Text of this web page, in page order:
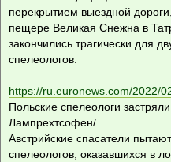
перекрытием выездной
пещере Великая Снежна в
закончились трагически для
спелеологов.
https://ru.euronews.com/2022/
Польские спелеологи
Лампрехтсофен/
Австрийские спасатели
спелеологов, оказавшихся в